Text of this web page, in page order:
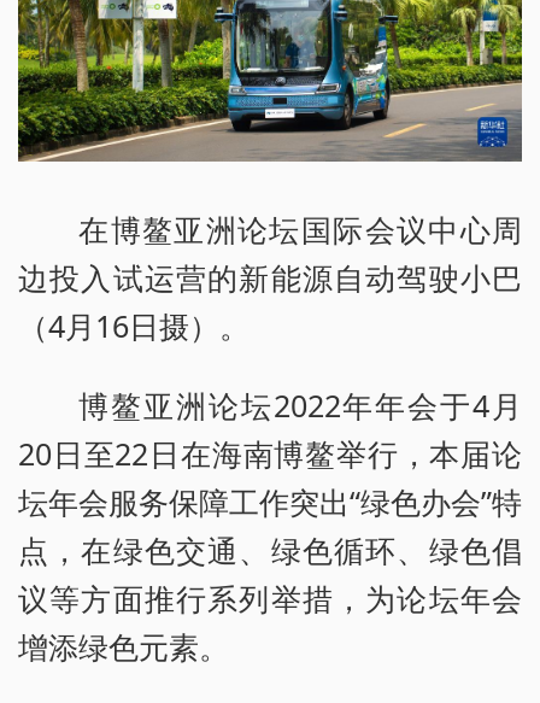
在博鳌亚洲论坛国际会议中心周
边投入试运营的新能源自动驾驶小巴
（4月16日摄）。
博鳌亚洲论坛2022年年会于4月
20日至22日在海南博鳌举行，本届论
坛年会服务保障工作突出“绿色办会”特
点，在绿色交通、绿色循环、绿色倡
议等方面推行系列举措，为论坛年会
增添绿色元素。